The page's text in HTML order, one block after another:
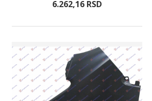
6.262,16 RSD